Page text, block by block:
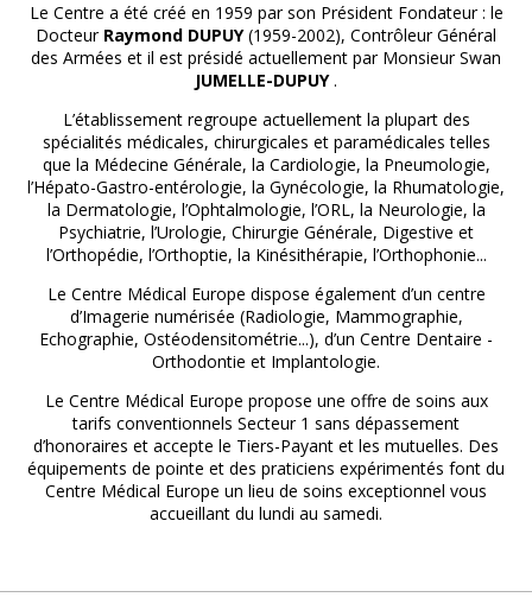
Le Centre a été créé en 1959 par son Président Fondateur : le
Docteur Raymond DUPUY(1959-2002), Contrôleur Général
des Armées et il est présidé actuellement par Monsieur Swan
JUMELLE-DUPUY .
L’établissement regroupe actuellement la plupart des
spécialités médicales, chirurgicales et paramédicales telles
que la Médecine Générale, la Cardiologie, la Pneumologie,
l’Hépato-Gastro-entérologie, la Gynécologie, la Rhumatologie,
la Dermatologie, l’Ophtalmologie, l’ORL, la Neurologie, la
Psychiatrie, l’Urologie, Chirurgie Générale, Digestive et
l’Orthopédie, l’Orthoptie, la Kinésithérapie, l’Orthophonie...
Le Centre Médical Europe dispose également d’un centre
d’Imagerie numérisée (Radiologie, Mammographie,
Echographie, Ostéodensitométrie...), d’un Centre Dentaire -
Orthodontie et Implantologie.
Le Centre Médical Europe propose une offre de soins aux
tarifs conventionnels Secteur 1 sans dépassement
d’honoraires et accepte le Tiers-Payant et les mutuelles. Des
équipements de pointe et des praticiens expérimentés font du
Centre Médical Europe un lieu de soins exceptionnel vous
accueillant du lundi au samedi.